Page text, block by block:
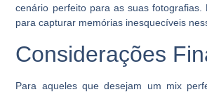
cenário perfeito para as suas fotografias.
para capturar memórias inesquecíveis
Considerações
Para aqueles que desejam um mix